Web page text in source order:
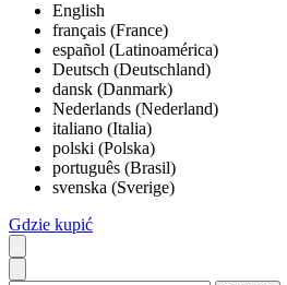
English
français (France)
español (Latinoamérica)
Deutsch (Deutschland)
dansk (Danmark)
Nederlands (Nederland)
italiano (Italia)
polski (Polska)
português (Brasil)
svenska (Sverige)
Gdzie kupić